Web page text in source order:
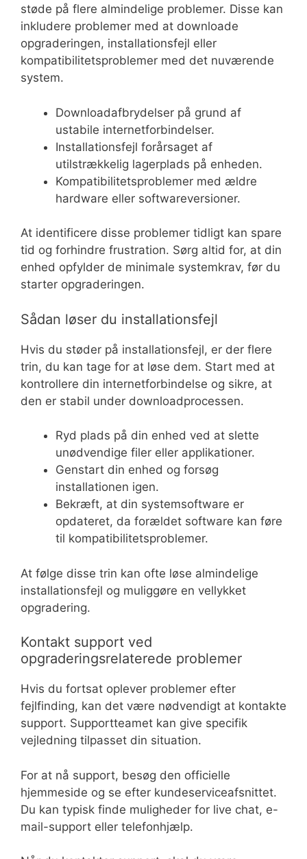
støde på flere almindelige problemer. Disse kan
inkludere problemer med at downloade
opgraderingen, installationsfejl eller
kompatibilitetsproblemer med det nuværende
system.
Downloadafbrydelser på grund af
ustabile internetforbindelser.
Installationsfejl forårsaget af
utilstrækkelig lagerplads på enheden.
Kompatibilitetsproblemer med ældre
hardware eller softwareversioner.
At identificere disse problemer tidligt kan spare
tid og forhindre frustration. Sørg altid for, at din
enhed opfylder de minimale systemkrav, før du
starter opgraderingen.
Sådan løser du installationsfejl
Hvis du støder på installationsfejl, er der flere
trin, du kan tage for at løse dem. Start med at
kontrollere din internetforbindelse og sikre, at
den er stabil under downloadprocessen.
Ryd plads på din enhed ved at slette
unødvendige filer eller applikationer.
Genstart din enhed og forsøg
installationen igen.
Bekræft, at din systemsoftware er
opdateret, da forældet software kan føre
til kompatibilitetsproblemer.
At følge disse trin kan ofte løse almindelige
installationsfejl og muliggøre en vellykket
opgradering.
Kontakt support ved
opgraderingsrelaterede problemer
Hvis du fortsat oplever problemer efter
fejlfinding, kan det være nødvendigt at kontakte
support. Supportteamet kan give specifik
vejledning tilpasset din situation.
For at nå support, besøg den officielle
hjemmeside og se efter kundeserviceafsnittet.
Du kan typisk finde muligheder for live chat, e-
mail-support eller telefonhjælp.